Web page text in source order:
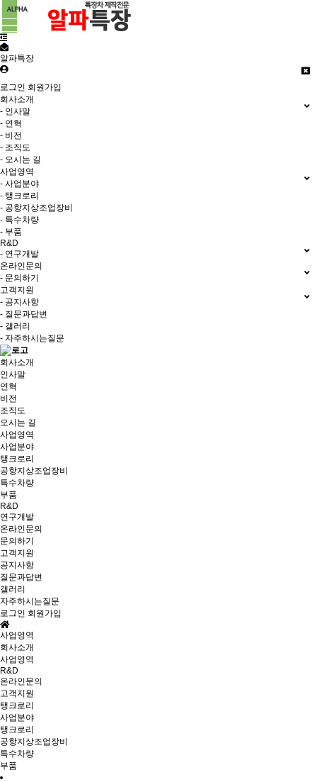
알파특장
로그인 회원가입
회사소개
- 인사말
- 연혁
- 비전
- 조직도
- 오시는 길
사업영역
- 사업분야
- 탱크로리
- 공항지상조업장비
- 특수차량
- 부품
R&D
- 연구개발
온라인문의
- 문의하기
고객지원
- 공지사항
- 질문과답변
- 갤러리
- 자주하시는질문
회사소개
인사말
연혁
비전
조직도
오시는 길
사업영역
사업분야
탱크로리
공항지상조업장비
특수차량
부품
R&D
연구개발
온라인문의
문의하기
고객지원
공지사항
질문과답변
갤러리
자주하시는질문
로그인 회원가입
사업영역
회사소개
사업영역
R&D
온라인문의
고객지원
탱크로리
사업분야
탱크로리
공항지상조업장비
특수차량
부품